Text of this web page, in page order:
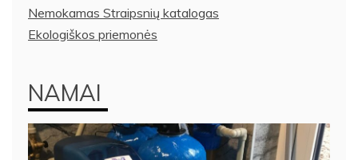
Nemokamas Straipsnių katalogas
Ekologiškos priemonės
NAMAI